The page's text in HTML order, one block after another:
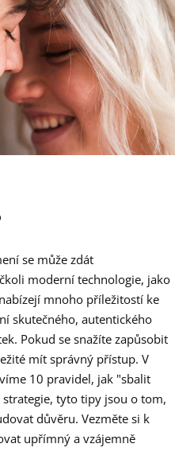
se může zdát
moderní technologie, jako
mnoho příležitostí ke
skutečného, autentického
Pokud se snažíte zapůsobit
mít správný přístup. V
10 pravidel, jak "sbalit
tyto tipy jsou o tom,
důvěru. Vezměte si k
upřímný a vzájemně